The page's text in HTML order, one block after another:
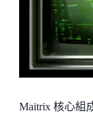
Maitrix 核心組